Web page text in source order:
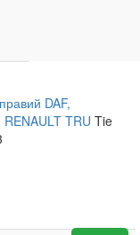
DAF,
TRU Tie